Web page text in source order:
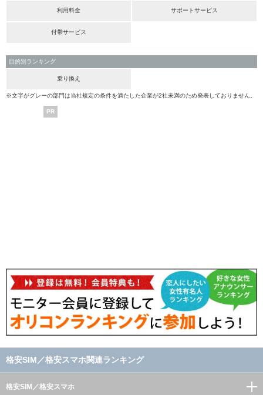
利用料金 サポートサービス
付帯サービス
目的別ランキング
乗り換え
※文字がグレーの部門は当社規定の条件を満たした企業が2社未満のため発表しておりません。
PR
格安SIM／格安スマホ関連ランキング
格安SIM／格安スマホ